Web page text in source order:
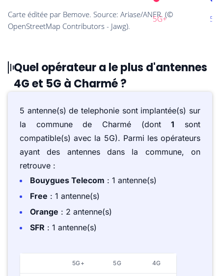
Quel opérateur a le plus d'antennes
4G et 5G à Charmé ?
5 antenne(s) de telephonie sont implantée(s) sur
la commune de Charmé (dont1 sont
compatible(s) avec la 5G). Parmi les opérateurs
ayant des antennes dans la commune, on
retrouve :
Bouygues Telecom : 1 antenne(s)
Free : 1 antenne(s)
Orange : 2 antenne(s)
SFR : 1 antenne(s)
5G+ 5G 4G